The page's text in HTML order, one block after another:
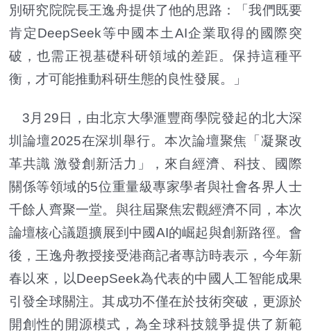
別研究院院長王逸舟提供了他的思路：「我們既要
肯定DeepSeek等中國本土AI企業取得的國際突
破，也需正視基礎科研領域的差距。保持這種平
衡，才可能推動科研生態的良性發展。」
3月29日，由北京大學滙豐商學院發起的北大深
圳論壇2025在深圳舉行。本次論壇聚焦「凝聚改
革共識 激發創新活力」，來自經濟、科技、國際
關係等領域的5位重量級專家學者與社會各界人士
千餘人齊聚一堂。與往屆聚焦宏觀經濟不同，本次
論壇核心議題擴展到中國AI的崛起與創新路徑。會
後，王逸舟教授接受港商記者專訪時表示，今年新
春以來，以DeepSeek為代表的中國人工智能成果
引發全球關注。其成功不僅在於技術突破，更源於
開創性的開源模式，為全球科技競爭提供了新範